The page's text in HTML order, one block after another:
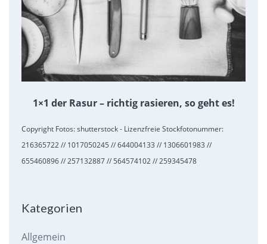
1×1 der Rasur – richtig rasieren, so geht es!
Copyright Fotos: shutterstock - Lizenzfreie Stockfotonummer:
216365722 // 1017050245 // 644004133 // 1306601983 //
655460896 // 257132887 // 564574102 // 259345478
Kategorien
Allgemein